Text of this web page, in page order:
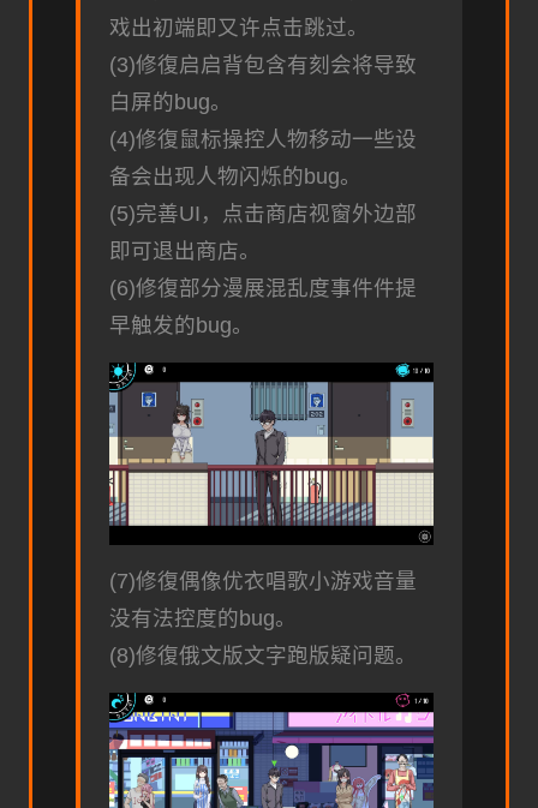
戏出初端即又许点击跳过。
(3)修復启启背包含有刻会将导致
白屏的bug。
(4)修復鼠标操控人物移动一些设
备会出现人物闪烁的bug。
(5)完善UI，点击商店视窗外边部
即可退出商店。
(6)修復部分漫展混乱度事件件提
早触发的bug。
(7)修復偶像优衣唱歌小游戏音量
没有法控度的bug。
(8)修復俄文版文字跑版疑问题。